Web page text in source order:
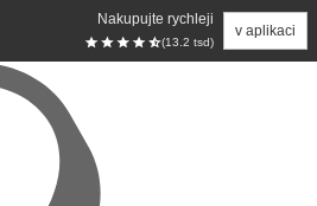
Nakupujte rychleji
(13.2 tsd)
v aplikaci